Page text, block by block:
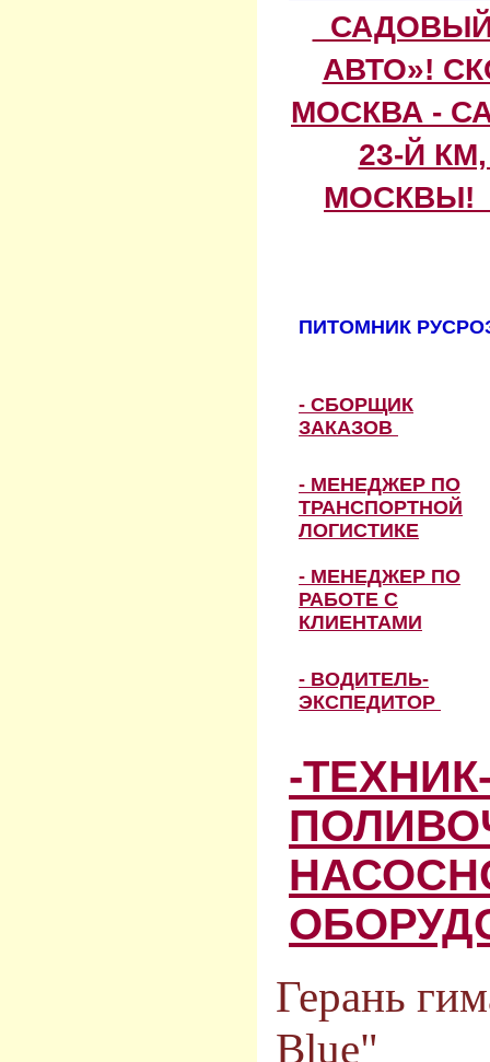
АВТО»!
МОСКВА -
23-Й
МОСКВЫ!
ПИТОМНИК
- СБОРЩИК
ЗАКАЗОВ
- МЕНЕДЖЕР ПО
ТРАНСПОРТНОЙ
ЛОГИСТИКЕ
- МЕНЕДЖЕР ПО
РАБОТЕ С
КЛИЕНТАМИ
- ВОДИТЕЛЬ-
ЭКСПЕДИТОР
-
Герань
Blue"